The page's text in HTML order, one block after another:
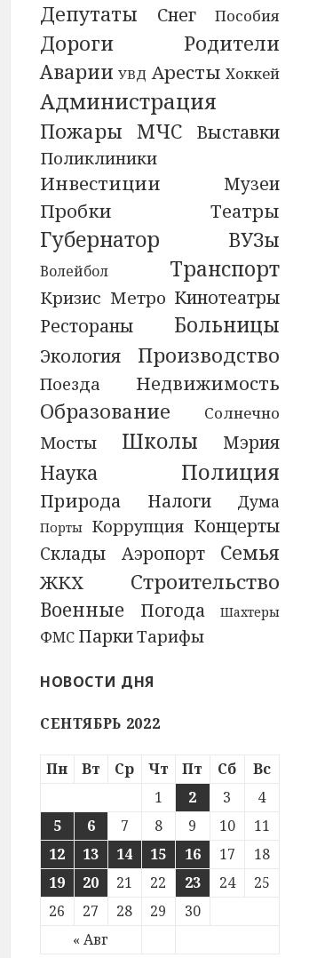
Депутаты Снег Пособия
Дороги Родители
Аварии УВД Аресты Хоккей
Администрация
Пожары МЧС Выставки
Поликлиники
Инвестиции Музеи
Пробки Театры
Губернатор ВУЗы
Волейбол Транспорт
Кризис Метро Кинотеатры
Рестораны
Больницы
Экология Производство
Поезда Недвижимость
Образование Солнечно
Мосты Школы Мэрия
Наука Полиция
Природа Налоги Дума
Порты Коррупция Концерты
Склады Аэропорт Семья
ЖКХ Строительство
Военные Погода Шахтеры
ФМС ПаркиТарифы
НОВОСТИ ДНЯ
СЕНТЯБРЬ 2022
Пн Вт Ср Чт Пт Сб Вс
« Авг
1 2 3
4
5
6 7 8 9 10
11
12
13 14 15 16 17
18
19
20 21 22 23 24
25
26
27 28 29 30